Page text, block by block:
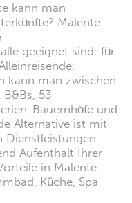
kann man
Malente
geeignet sind: für
kann man zwischen
53
Bauernhöfe und
Alternative ist mit
Dienstleistungen
Aufenthalt Ihrer
in Malente
Küche, Spa